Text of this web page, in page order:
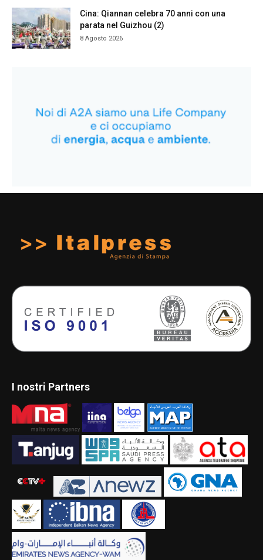
Cina: Qiannan celebra 70 anni con una
parata nel Guizhou (2)
8 Agosto 2026
I nostri Partners